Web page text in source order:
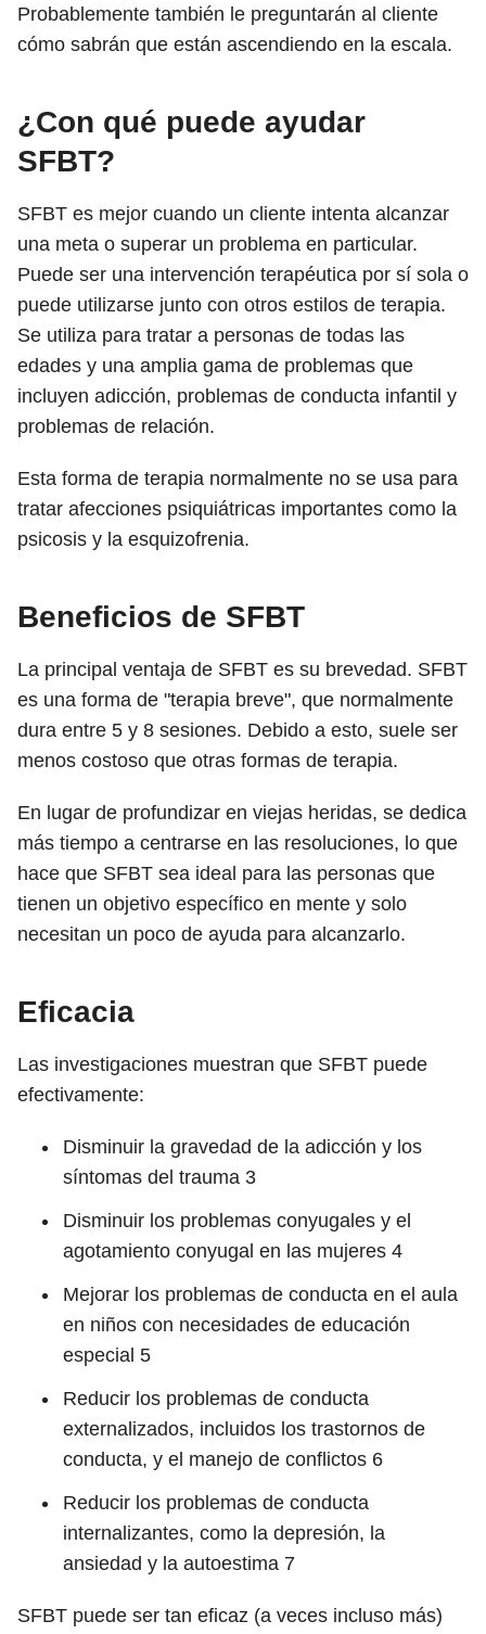
Probablemente también le preguntarán al cliente
cómo sabrán que están ascendiendo en la escala.
¿Con qué puede ayudar
SFBT?
SFBT es mejor cuando un cliente intenta alcanzar
una meta o superar un problema en particular.
Puede ser una intervención terapéutica por sí sola o
puede utilizarse junto con otros estilos de terapia.
Se utiliza para tratar a personas de todas las
edades y una amplia gama de problemas que
incluyen adicción, problemas de conducta infantil y
problemas de relación.
Esta forma de terapia normalmente no se usa para
tratar afecciones psiquiátricas importantes como la
psicosis y la esquizofrenia.
Beneficios de SFBT
La principal ventaja de SFBT es su brevedad. SFBT
es una forma de "terapia breve", que normalmente
dura entre 5 y 8 sesiones. Debido a esto, suele ser
menos costoso que otras formas de terapia.
En lugar de profundizar en viejas heridas, se dedica
más tiempo a centrarse en las resoluciones, lo que
hace que SFBT sea ideal para las personas que
tienen un objetivo específico en mente y solo
necesitan un poco de ayuda para alcanzarlo.
Eficacia
Las investigaciones muestran que SFBT puede
efectivamente:
Disminuir la gravedad de la adicción y los
síntomas del trauma 3
Disminuir los problemas conyugales y el
agotamiento conyugal en las mujeres 4
Mejorar los problemas de conducta en el aula
en niños con necesidades de educación
especial 5
Reducir los problemas de conducta
externalizados, incluidos los trastornos de
conducta, y el manejo de conflictos 6
Reducir los problemas de conducta
internalizantes, como la depresión, la
ansiedad y la autoestima 7
SFBT puede ser tan eficaz (a veces incluso más)